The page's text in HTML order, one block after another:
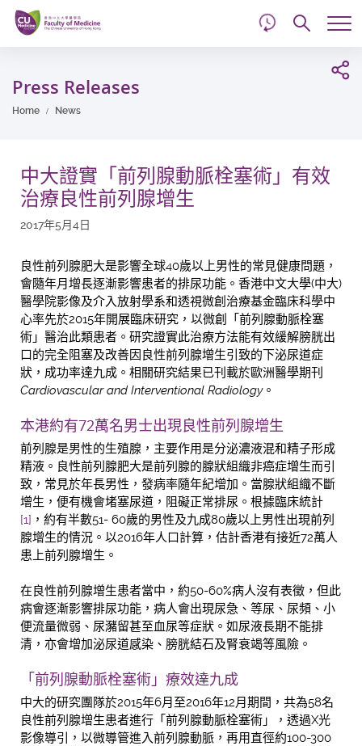
Skip
main
content
Press Releases
Home News
中大證實「前列腺動脈栓塞術」有效
治療良性前列腺增生
2017年5月4日
良性前列腺肥大是影響全球40歲以上男性的常見健康問題，
會隨年月增長逐漸影響患者的排尿功能。香港中文大學(中大)
醫學院影像及介入放射學系和透視微創治療基金臨床科學中
心率先於2015年開展臨床研究，以微創「前列腺動脈栓塞
術」醫治此類患者。研究證實此治療方法能有效緩解膀胱出
口的完全阻塞及改善因良性前列腺增生引致的下泌尿道症
狀，成功率達九成。相關研究結果已刊載於歐洲醫學期刊
Cardiovascular and Interventional Radiology。
本港約有72萬名男士出現良性前列腺增生
前列腺是男性的生殖腺，主要作用是分泌濃液混和精子形成
精液。良性前列腺肥大是前列腺的腺狀組織非癌症增生而引
致，常見於年長男性，發病率隨年紀增加。當腺狀組織不斷
增生，便有機會堵塞尿道，阻礙正常排尿。根據臨床統計
[1] ，約有半數51- 60歲的男性及九成80歲以上男性出現前列
腺增生的情況。以2016年人口計算，估計香港有接近72萬人
患上前列腺增生。
在良性前列腺增生患者當中，約50-60%病人沒有表徵，但此
病會逐漸影響排尿功能，病人會出現尿急、等尿、尿頻、小
便流量微弱、尿瀦留甚至血尿等症狀。如尿液長期不能排
清，亦會增加泌尿道感染、膀胱結石及腎衰竭等風險。
「前列腺動脈栓塞術」療效達九成
中大的研究團隊於2015年6月至2016年12月期間，共為58名
良性前列腺增生患者進行「前列腺動脈栓塞術」，透過X光
影像導引，以微導管進入前列腺動脈，再用直徑約100-300